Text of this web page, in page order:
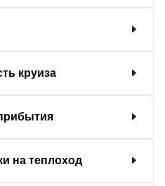
круиза
на теплоход